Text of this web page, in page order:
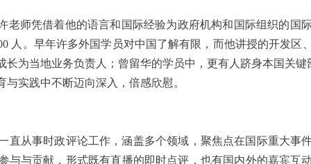
老师凭借着他的语言和国际经验为政府机构和国际组织的国
人。早年许多外国学员对中国了解有限，而他讲授的开发区
为当地业务负责人；曾留华的学员中，更有人跻身本国关
实践中不断迈向深入，倍感欣慰。
直从事时政评论工作，涵盖多个领域，聚焦点在国际重大事
与与贡献，形式既有直播的即时点评，也有国内外的嘉宾互